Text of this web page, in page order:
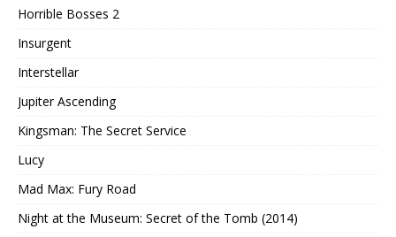
Horrible Bosses 2
Insurgent
Interstellar
Jupiter Ascending
Kingsman: The Secret Service
Lucy
Mad Max: Fury Road
Night at the Museum: Secret of the Tomb (2014)